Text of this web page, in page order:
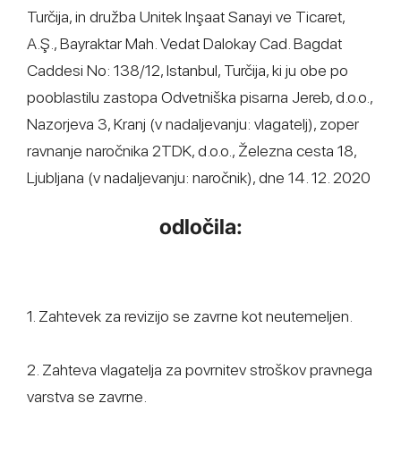
Turčija, in družba Unitek Inşaat Sanayi ve Ticaret,
A.Ş., Bayraktar Mah. Vedat Dalokay Cad. Bagdat
Caddesi No: 138/12, Istanbul, Turčija, ki ju obe po
pooblastilu zastopa Odvetniška pisarna Jereb, d.o.o.,
Nazorjeva 3, Kranj (v nadaljevanju: vlagatelj), zoper
ravnanje naročnika 2TDK, d.o.o., Železna cesta 18,
Ljubljana (v nadaljevanju: naročnik), dne 14. 12. 2020
odločila:
1. Zahtevek za revizijo se zavrne kot neutemeljen.
2. Zahteva vlagatelja za povrnitev stroškov pravnega
varstva se zavrne.